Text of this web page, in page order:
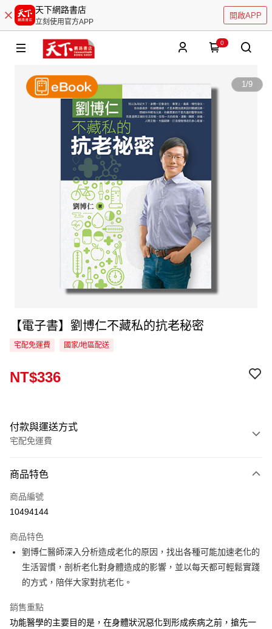
天下網路書店
立刻使用官方APP
開啟APP
0
1/9
【電子書】劉博仁不藏私的抗老秘密
宅配免運費 國家/地區配送
NT$336
付款與運送方式
宅配免運費
信用卡一次付款
LINE Pay
街口支付
悠遊付
運送方式
商品特色
商品編號
10494144
商品特色
劉博仁醫師深入分析造成老化的原因，找出各種可能加速老化的
生活習慣，剖析老化對身體造成的影響，並以每天都可輕鬆實踐
的方式，陪伴大家對抗老化。
銷售重點
功能醫學的主要目的是，在身體狀況惡化到形成疾病之前，搶先一